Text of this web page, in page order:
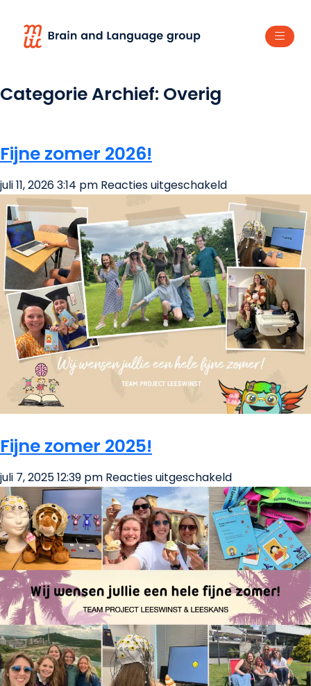
Categorie Archief: Overig
Fijne zomer 2026!
juli 11, 2026 3:14 pm Reacties uitgeschakeldvoor
Fijne
zomer
2026!
Fijne zomer 2025!
juli 7, 2025 12:39 pm Reacties uitgeschakeldvoor
Fijne
zomer
2025!